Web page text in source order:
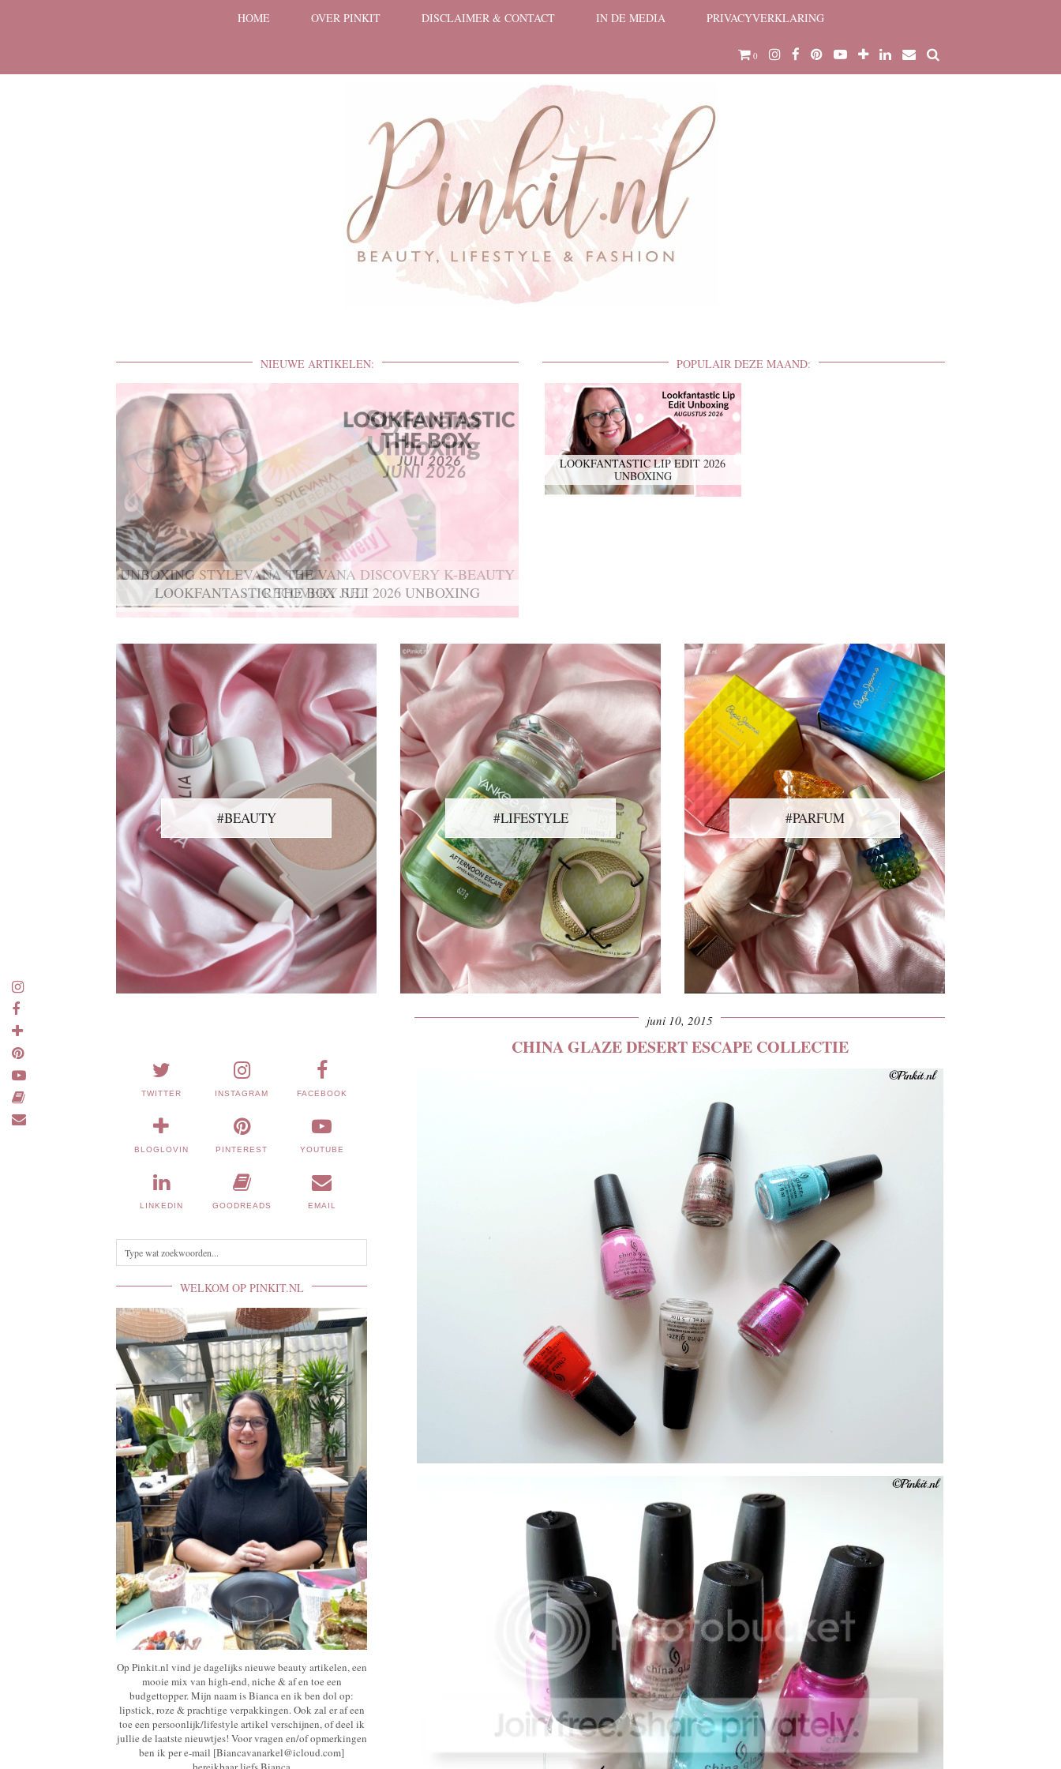
HOME OVER PINKIT DISCLAIMER & CONTACT IN DE MEDIA PRIVACYVERKLARING
0
POPULAIR DEZE MAAND:
LOOKFANTASTIC LIP EDIT 2026
UNBOXING
NIEUWE ARTIKELEN:
UNBOXING STYLEVANA THE VANA DISCOVERY K-BEAUTY
RECOVERY SET
#BEAUTY #LIFESTYLE #PARFUM
juni 10, 2015
CHINA GLAZE DESERT ESCAPE COLLECTIE
TWITTER INSTAGRAM FACEBOOK
BLOGLOVIN PINTEREST YOUTUBE
LINKEDIN GOODREADS EMAIL
WELKOM OP PINKIT.NL
Op Pinkit.nl vind je dagelijks nieuwe beauty artikelen, een
mooie mix van high-end, niche & af en toe een
budgettopper. Mijn naam is Bianca en ik ben dol op:
lipstick, roze & prachtige verpakkingen. Ook zal er af een
toe een persoonlijk/lifestyle artikel verschijnen, of deel ik
jullie de laatste nieuwtjes! Voor vragen en/of opmerkingen
ben ik per e-mail [Biancavanarkel@icloud.com]